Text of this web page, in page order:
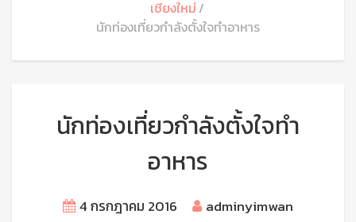
เชียงใหม่
นักท่องเที่ยวกำลังตั้งใจทำอาหาร
นักท่องเที่ยวกำลังตั้งใจทำ
อาหาร
4 กรกฎาคม 2016 adminyimwan